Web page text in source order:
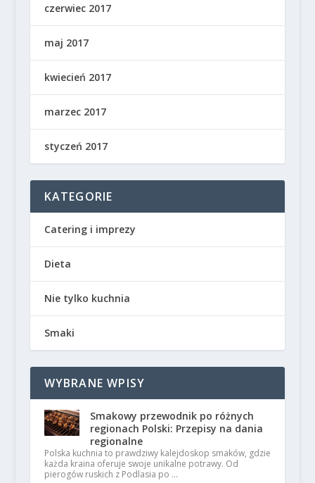
czerwiec 2017
maj 2017
kwiecień 2017
marzec 2017
styczeń 2017
KATEGORIE
Catering i imprezy
Dieta
Nie tylko kuchnia
Smaki
WYBRANE WPISY
Smakowy przewodnik po różnych
regionach Polski: Przepisy na dania
regionalne
Polska kuchnia to prawdziwy kalejdoskop smaków, gdzie
każda kraina oferuje swoje unikalne potrawy. Od
pierogów ruskich z Podlasia po …